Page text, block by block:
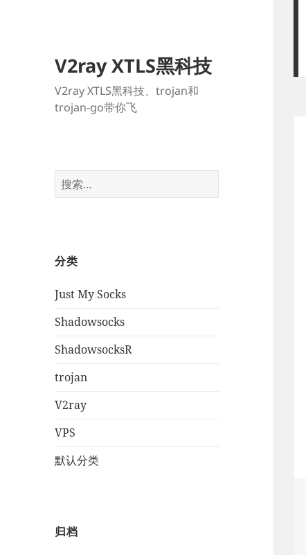
V2ray XTLS黑科技
V2ray XTLS黑科技、trojan和
trojan-go带你飞
搜
索：
分类
Just My Socks
Shadowsocks
ShadowsocksR
trojan
V2ray
VPS
默认分类
归档